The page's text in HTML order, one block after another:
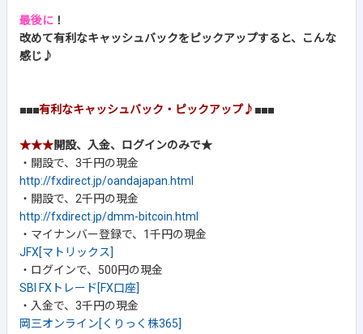
最後に ！
改めて有利なキャッシュバックをピックアップすると、こんな
感じ♪
■■■有利なキャッシュバック・ピックアップ♪ ■■■
★★★開設、入金、ログインのみで★
・開設で、3千円の現金
http://fxdirect.jp/oandajapan.html
・開設で、2千円の現金
http://fxdirect.jp/dmm-bitcoin.html
・マイナンバー登録で、1千円の現金
JFX[マトリックス]
・ログインで、500円の現金
SBI FXトレード[FX口座]
・入金で、3千円の現金
岡三オンライン[くりっく株365]